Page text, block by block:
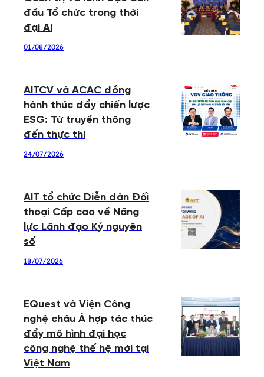
đầu Tổ chức trong thời
đại AI
01/08/2026
AITCV và ACAC đồng
hành thúc đẩy chiến lược
ESG: Từ truyền thông
đến thực thi
24/07/2026
AIT tổ chức Diễn đàn Đối
thoại Cấp cao về Năng
lực Lãnh đạo Kỷ nguyên
số
18/07/2026
EQuest và Viện Công
nghệ châu Á hợp tác thúc
đẩy mô hình đại học
công nghệ thế hệ mới tại
Việt Nam